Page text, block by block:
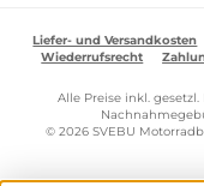
Liefer- und Versandkosten
Wiederrufsrecht
Alle Preise inkl.
© 2026 SVEBU